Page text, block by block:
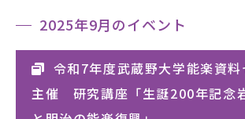
2025年9月のイベント
令和7年度武蔵野大学能楽資料
主催 研究講座「生誕200年記念